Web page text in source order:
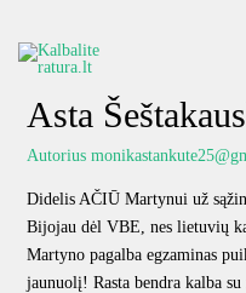
prie
turinio
Asta
Autorius
Didelis AČIŪ Martynui už
Bijojau dėl VBE, nes lietuvių
Martyno pagalba egzaminas
jaunuolį! Rasta bendra kalba